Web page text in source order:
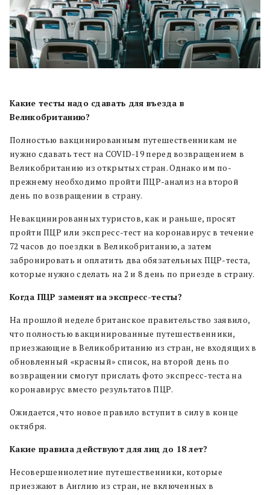
Какие тесты надо сдавать для въезда в
Великобританию?
Полностью вакцинированным путешественникам не
нужно сдавать тест на COVID-19 перед возвращением в
Великобританию из открытых стран. Однако им по-
прежнему необходимо пройти ПЦР-анализ на второй
день по возвращении в страну.
Невакцинированных туристов, как и раньше, просят
пройти ПЦР или экспресс-тест на коронавирус в течение
72 часов до поездки в Великобританию, а затем
забронировать и оплатить два обязательных ПЦР-теста,
которые нужно сделать на 2 и 8 день по приезде в страну.
Когда ПЦР заменят на экспресс-тесты?
На прошлой неделе британское правительство заявило,
что полностью вакцинированные путешественники,
приезжающие в Великобританию из стран, не входящих в
обновленный «красный» список, на второй день по
возвращении смогут прислать фото экспресс-теста на
коронавирус вместо результатов ПЦР.
Ожидается, что новое правило вступит в силу в конце
октября.
Какие правила действуют для лиц до 18 лет?
Несовершеннолетние путешественники, которые
приезжают в Англию из стран, не включенных в